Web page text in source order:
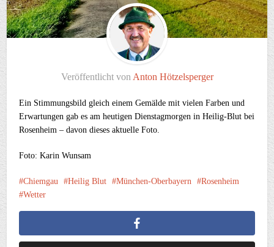
Veröffentlicht von Anton Hötzelsperger
Ein Stimmungsbild gleich einem Gemälde mit vielen Farben und
Erwartungen gab es am heutigen Dienstagmorgen in Heilig-Blut bei
Rosenheim – davon dieses aktuelle Foto.
Foto: Karin Wunsam
Chiemgau Heilig Blut München-Oberbayern
Rosenheim
Wetter